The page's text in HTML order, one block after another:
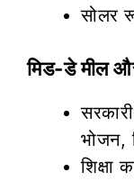
सोलर
मिड-डे मील
भोजन,
शिक्षा